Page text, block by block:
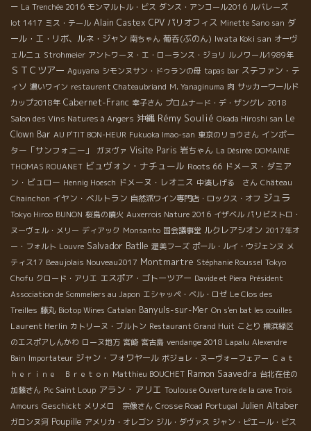
ー La Trenchée 2016 モンマルトル・ビス ダンス・アンコール2016 ルバレーズ
lot 1417 ミス・テール Alain Castex CPV パリオフィス Minette Sano san ダ
ール・エ・リボ、ルネ・ジャン 南ちゃん 葡呑(ぶのん) Iwata Koki san オーヴ
ェルニュ Strohmeier アントワーヌ・エ・ローランス・ジョリ ルノワール1989年
ＳＴＣツアー Aguyana シモンヌサン・ドゥランの母 tapas bar ステファン・テ
ィソ 濃いワイン restaurent Chateaubriand M. Yanaginuma 肉 サッカーワールド
カップ2018年 Cabernet-Franc 幸子さん プロムナード・デ・ザングレ 2018
Salon des Vins Natures à Angers 沖縄 Rémy Soulié Okada Hiroshi san Le
Clown Bar AU P'TIT BON-HEUR Fukuoka Imao-san 東京のリョウさん インポー
ター「サンフォニー」
ガヌヴァ Visite Paris 岩ちゃん La Désirée DOMAINE
THOMAS ROUANET ビュヴォン・ナチュール Roots 66 ドメーヌ・ダミア
ン・ビュロー Hennig Hoesch ドメーヌ・レオニス 中湊しげる さん Château
Chainchon イヤン・ベルトラン 自然派ワイン専門店・ロックス・オフ ジュラ
Tokyo Hiroo BUNON 桜島の噴火 Auxerrois Nature 2016 イザベル パリビストロ・
ヌーヴェル・メリー ディアック Monsanto 国会議事堂 ルクレアシオン 2017年オ
ー・フォルト Louvre Salvador Batlle 渥美フーズ ポール・ルイ・ウジェンヌ メ
ティス17 Beaujolais Nouveau2017 Montmartre Stéphanie Roussel Tokyo
Chofu クロード・アリエ エスポア・ゴトーツアー Davide et Piera Président
Association de Sommeliers au Japon エシャッペ・ベル・ロゼ Le Clos des
Treilles 藤丸 Biotop Wines Catalan Banyuls-sur-Mer On s'en bat les couilles
Laurent Herlin カトリーヌ・ブルトン Restaurant Grand Huit ことり 横浜緑区
のエスポアしんかわ ローヌ地方 宮崎 宮古島 vendange 2018 Lapalu Alexendre
Bain Importateur ジャン・フォワヤール ボジョレ・ヌーヴォーフェアー Ｃａｔ
ｈｅｒｉｎｅ Ｂｒｅｔｏｎ Matthieu BOUCHET Ramon Saavedra 台北在住の
加藤さん Pic Saint Loup アラン・アリエ Toulouse Ouverture de la cave Trois
Amours Geschickt メリメロ 宗像さん Crosse Road Portugal Julien Altaber
ガロンヌ河 Poupille アメリカ・オレゴン ジル・ダヴァス ジャン・ピエール・ビス